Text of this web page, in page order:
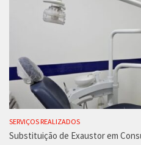
SERVIÇOS REALIZADOS
Substituição de Exaustor em